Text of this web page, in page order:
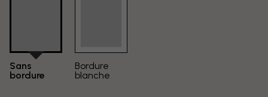
Sans
bordure
Bordure
blanche